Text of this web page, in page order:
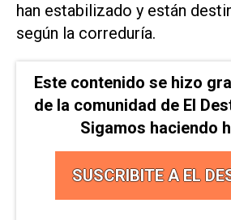
han estabilizado y están
según la correduría.
Este contenido se hizo
de la comunidad de El
Sigamos haciendo
SUSCRIBITE A EL